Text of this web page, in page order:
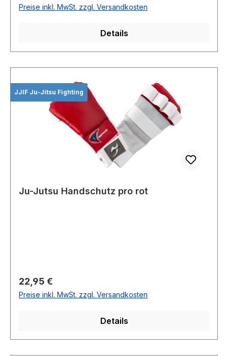
Preise inkl. MwSt. zzgl. Versandkosten
Details
JJIF Ju-Jitsu Fighting
Ju-Jutsu Handschutz pro rot
Regulärer Preis:
22,95 €
Preise inkl. MwSt. zzgl. Versandkosten
Details